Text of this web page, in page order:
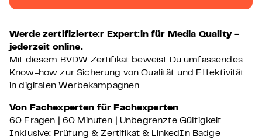
Werde zertifizierte:r Expert:in für Media Quality –
jederzeit online.
Mit diesem BVDW Zertifikat beweist Du umfassendes
Know-how zur Sicherung von Qualität und Effektivität
in digitalen Werbekampagnen.
Von Fachexperten für Fachexperten
60 Fragen | 60 Minuten | Unbegrenzte Gültigkeit
Inklusive: Prüfung & Zertifikat & LinkedIn Badge